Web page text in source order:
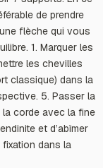
de prendre
flèche qui vous
1. Marquer les
les chevilles
classique) dans la
5. Passer la
corde avec la fine
et d’abîmer
dans la